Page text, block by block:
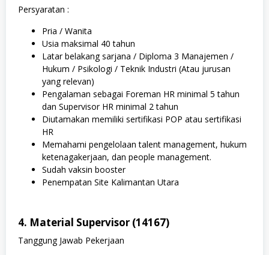
Persyaratan :
Pria / Wanita
Usia maksimal 40 tahun
Latar belakang sarjana / Diploma 3 Manajemen /
Hukum / Psikologi / Teknik Industri (Atau jurusan
yang relevan)
Pengalaman sebagai Foreman HR minimal 5 tahun
dan Supervisor HR minimal 2 tahun
Diutamakan memiliki sertifikasi POP atau sertifikasi
HR
Memahami pengelolaan talent management, hukum
ketenagakerjaan, dan people management.
Sudah vaksin booster
Penempatan Site Kalimantan Utara
4. Material Supervisor (14167)
Tanggung Jawab Pekerjaan